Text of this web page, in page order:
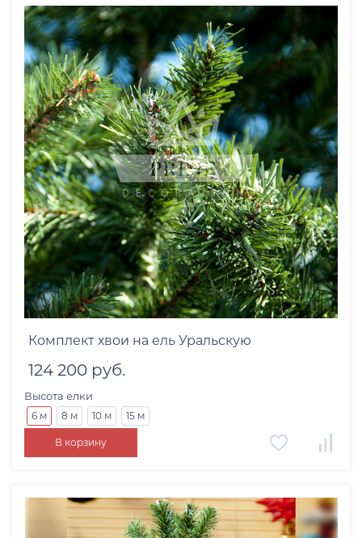
Розничная цена
От До
Применение
Все
Для Улицы и Помещений
Высота елки
Цвет хвои
Комплект хвои на ель Уральскую
124 200 руб.
Высота елки
6 м 8 м 10 м 15 м
В корзину